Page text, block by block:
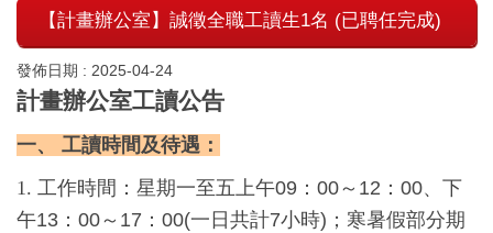
【計畫辦公室】誠徵全職工讀生1名 (已聘任完成)
發佈日期 : 2025-04-24
計畫辦公室工讀公告
一、 工讀時間及待遇 ：
1. 工作時間： 星期一至五上午09：00～12：00、下
午13：00～17：00(一日共計7小時)；寒暑假部分期